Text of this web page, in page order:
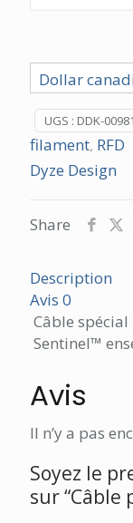
Sentinel™
Série
Dollar
UGS : DDK-00981
filament, RFD
Dyze Design
Share
Description
Avis 0
Câble
Sentinel™
Avis
Il n’y a pas
Soyez le
sur “Câble